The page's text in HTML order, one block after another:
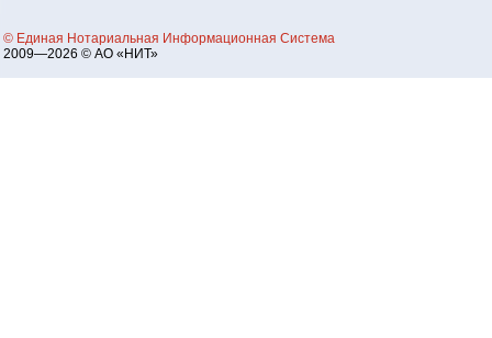
© Единая Нотариальная Информационная Система
2009—2026 © АО «НИТ»